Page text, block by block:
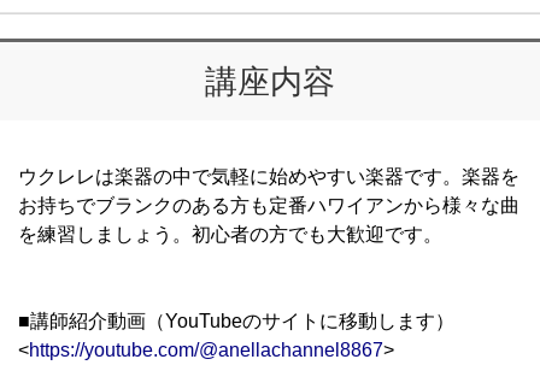
講座内容
ウクレレは楽器の中で気軽に始めやすい楽器です。楽器を
お持ちでブランクのある方も定番ハワイアンから様々な曲
を練習しましょう。初心者の方でも大歓迎です。
■講師紹介動画（YouTubeのサイトに移動します）
<https://youtube.com/@anellachannel8867>